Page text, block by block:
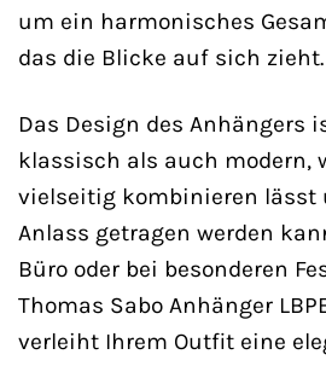
um ein harmonisches
das die Blicke auf sich zieht.
Das Design des Anhängers
klassisch als auch modern,
vielseitig kombinieren lässt
Anlass getragen werden
Büro oder bei besonderen
Thomas Sabo Anhänger
verleiht Ihrem Outfit eine